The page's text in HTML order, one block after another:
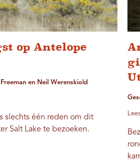
op Antelope
en Neil Werenskiold
slechts één reden om dit
Salt Lake te bezoeken.